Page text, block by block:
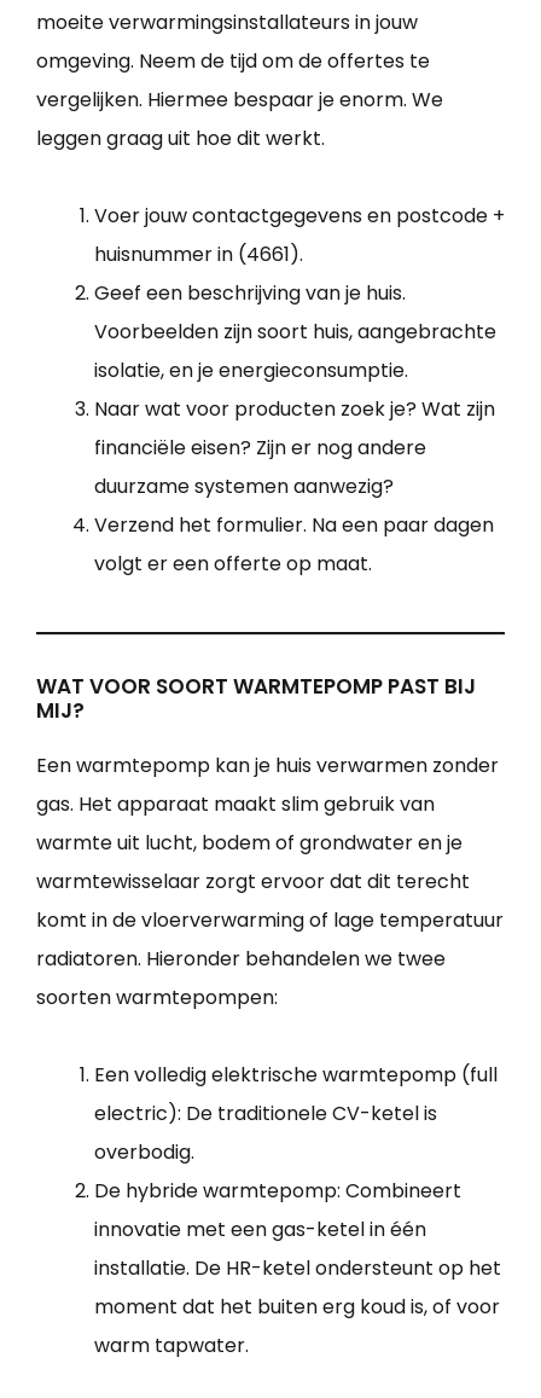
moeite verwarmingsinstallateurs in jouw
omgeving. Neem de tijd om de offertes te
vergelijken. Hiermee bespaar je enorm. We
leggen graag uit hoe dit werkt.
Voer jouw contactgegevens en postcode +
huisnummer in (4661).
Geef een beschrijving van je huis.
Voorbeelden zijn soort huis, aangebrachte
isolatie, en je energieconsumptie.
Naar wat voor producten zoek je? Wat zijn
financiële eisen? Zijn er nog andere
duurzame systemen aanwezig?
Verzend het formulier. Na een paar dagen
volgt er een offerte op maat.
WAT VOOR SOORT WARMTEPOMP PAST BIJ
MIJ?
Een warmtepomp kan je huis verwarmen zonder
gas. Het apparaat maakt slim gebruik van
warmte uit lucht, bodem of grondwater en je
warmtewisselaar zorgt ervoor dat dit terecht
komt in de vloerverwarming of lage temperatuur
radiatoren. Hieronder behandelen we twee
soorten warmtepompen:
Een volledig elektrische warmtepomp (full
electric): De traditionele CV-ketel is
overbodig.
De hybride warmtepomp: Combineert
innovatie met een gas-ketel in één
installatie. De HR-ketel ondersteunt op het
moment dat het buiten erg koud is, of voor
warm tapwater.